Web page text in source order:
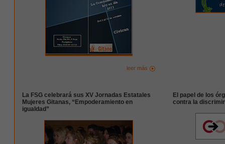
leer más
La FSG celebrará sus XV Jornadas Estatales
Mujeres Gitanas, “Empoderamiento en
igualdad”
El papel de los
contra la